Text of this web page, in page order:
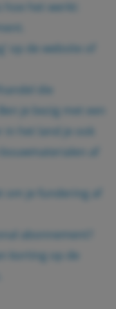
het werkt:
op de website of
die
je bezig met een
het land je ook
af
om je fundering af
abonnement?
korting op de